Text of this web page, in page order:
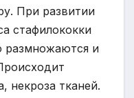
При развитии
стафилококки
размножаются и
некроза тканей.